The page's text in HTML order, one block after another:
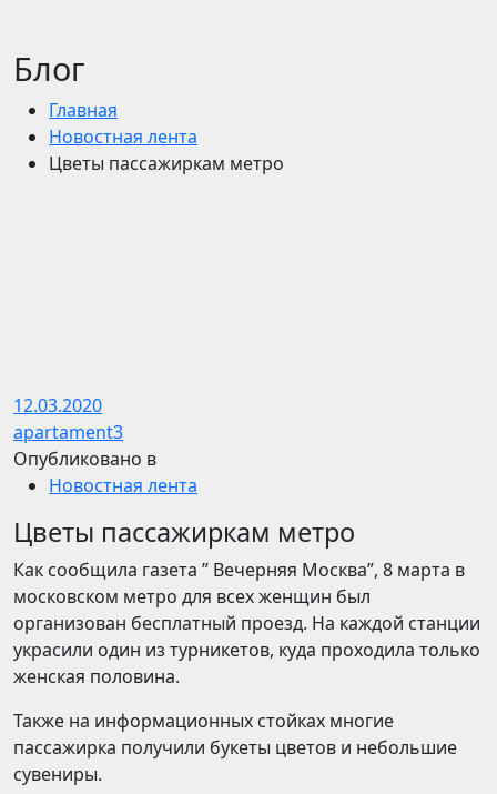
Блог
Главная
Новостная лента
Цветы пассажиркам метро
12.03.2020
apartament3
Опубликовано в
Новостная лента
Цветы пассажиркам метро
Как сообщила газета ” Вечерняя Москва”, 8 марта в
московском метро для всех женщин был
организован бесплатный проезд. На каждой станции
украсили один из турникетов, куда проходила только
женская половина.
Также на информационных стойках многие
пассажирка получили букеты цветов и небольшие
сувениры.